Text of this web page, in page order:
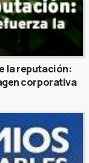
la reputación:
corporativa